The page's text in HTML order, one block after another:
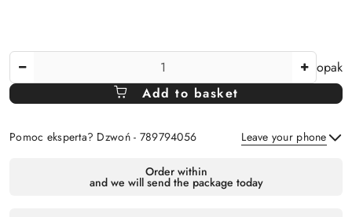
Amount
Of
opak
Add to basket
Pomoc eksperta? Dzwoń - 789794056 Leave your phone
Order within
and we will send the package today